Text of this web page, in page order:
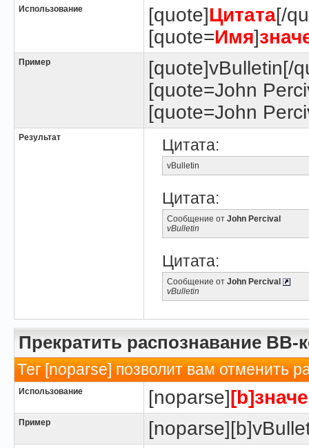
Использование [quote]Цитата[/
[quote=Имя]
Пример
[quote]vBulletin[/
[quote=John
[quote=John
Результат Цитата:
vBulletin
Цитата:
Сообщение от John Percival
vBulletin
Цитата:
Сообщение от John Percival
vBulletin
Прекратить распознавание BB-
Тег [noparse] позволит вам отменить
Использование [noparse]
Пример